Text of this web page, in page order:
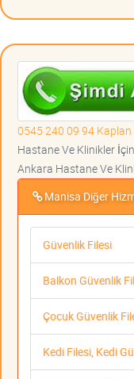
0545 240 09 94 Kaplan
Hastane Ve Klinikler
Ankara Hastane Ve
Manisa Diğer
Güvenlik Filesi
Balkon Güvenlik
Çocuk Güvenlik
Kedi Filesi, Kedi